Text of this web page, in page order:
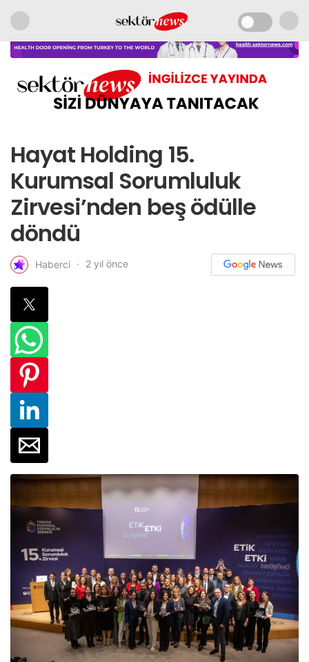
Hayat Holding 15.
Kurumsal Sorumluluk
Zirvesi’nden beş ödülle
döndü
Haberci 2 yıl önce